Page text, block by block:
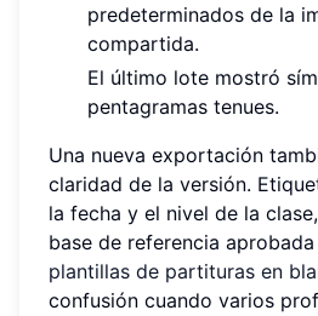
predeterminados de la
compartida.
El último lote mostró
pentagramas tenues.
Una nueva exportación
claridad de la versión.
la fecha y el nivel de la
base de referencia
plantillas de partituras en
confusión cuando varios